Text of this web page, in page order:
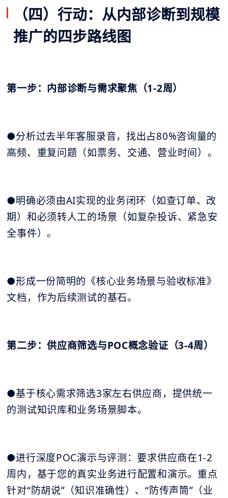
（四）行动：从内部诊断到规模
推广的四步路线图
第一步：内部诊断与需求聚焦（1-2周）
●分析过去半年客服录音，找出占80%咨询量的
高频、重复问题（如票务、交通、营业时间）。
●明确必须由AI实现的业务闭环（如查订单、改
期）和必须转人工的场景（如复杂投诉、紧急安
全事件）。
●形成一份简明的《核心业务场景与验收标准》
文档，作为后续测试的基石。
第二步：供应商筛选与POC概念验证（3-4周）
●基于核心需求筛选3家左右供应商，提供统一
的测试知识库和业务场景脚本。
●进行深度POC演示与评测：要求供应商在1-2
周内，基于您的真实业务进行配置和演示。重点
针对“防胡说”（知识准确性）、“防传声筒”（业